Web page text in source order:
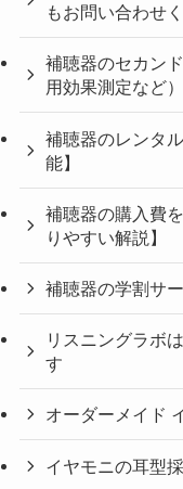
もお問い合わせ
補聴器のセカン
用効果測定など
補聴器のレンタ
能】
補聴器の購入費
りやすい解説】
補聴器の学割サ
リスニングラボ
す
オーダーメイド
イヤモニの耳型